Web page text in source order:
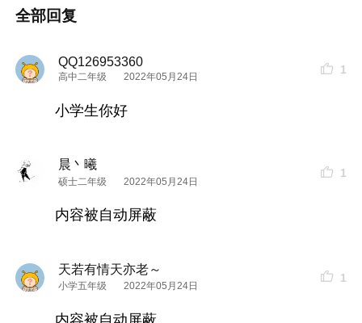
全部回复
QQ126953360
高中二年级 2022年05月24日
1
小学生你好
晨丶曦
硕士二年级 2022年05月24日
1
内容被自动屏蔽
天若有情天亦老～
小学五年级 2022年05月24日
1
内容被自动屏蔽